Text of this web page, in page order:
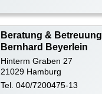
Beratung & Betreuung
Bernhard Beyerlein
Hinterm Graben 27
21029 Hamburg
Tel. 040/7200475-13